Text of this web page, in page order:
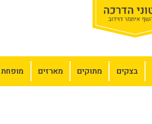
בצקים מתוקים מארזים מופחת